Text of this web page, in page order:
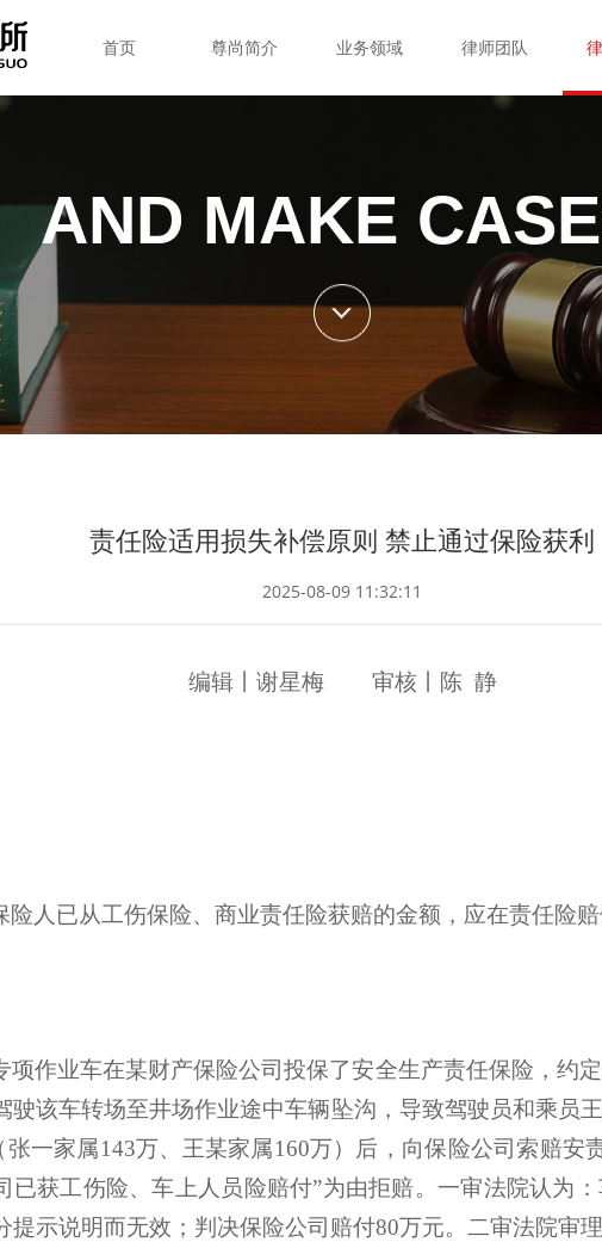
首页 尊尚简介 业务领域 律师团队
AND MAKE
责任险适用损失补偿原则 禁止通过保险获利
2025-08-09 11:32:11
编辑丨谢星梅 审核丨陈 静
人已从工伤保险、商业责任险获赔的金额，应在责任险
作业车在某财产保险公司投保了安全生产责任保险，约
该车转场至井场作业途中车辆坠沟，导致驾驶员和乘员
一家属143万、王某家属160万）后，向保险公司索赔安
已获工伤险、车上人员险赔付”为由拒赔。一审法院认为
示说明而无效；判决保险公司赔付80万元。二审法院审